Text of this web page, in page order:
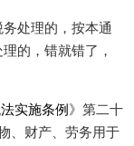
处理的，按本通
的，错就错了，
实施条例》第二十
、财产、劳务用于